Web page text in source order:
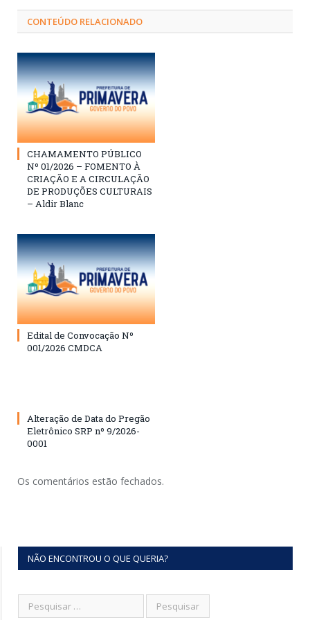
CONTEÚDO RELACIONADO
CHAMAMENTO PÚBLICO
Nº 01/2026 – FOMENTO À
CRIAÇÃO E A CIRCULAÇÃO
DE PRODUÇÕES CULTURAIS
– Aldir Blanc
Edital de Convocação Nº
001/2026 CMDCA
Alteração de Data do Pregão
Eletrônico SRP nº 9/2026-
0001
Os comentários estão fechados.
NÃO ENCONTROU O QUE QUERIA?